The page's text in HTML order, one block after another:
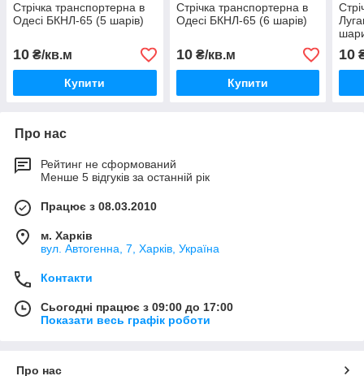
Стрічка транспортерна в
Одесі БКНЛ-65 (5 шарів)
10 ₴/кв.м
Купити
Стрічка транспортерна в
Одесі БКНЛ-65 (6 шарів)
10₴/кв.м
Купити
10
Про нас
Рейтинг не сформований
Менше 5 відгуків за останній рік
Працює з 08.03.2010
м. Харків
вул. Автогенна, 7, Харків, Україна
Контакти
Сьогодні працює з 09:00 до 17:00
Показати весь графік роботи
Про нас